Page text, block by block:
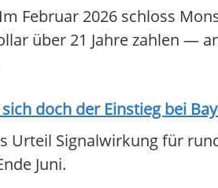
Februar 2026 schloss
über 21 Jahre zahlen —
doch der Einstieg bei
Urteil Signalwirkung für
Juni.